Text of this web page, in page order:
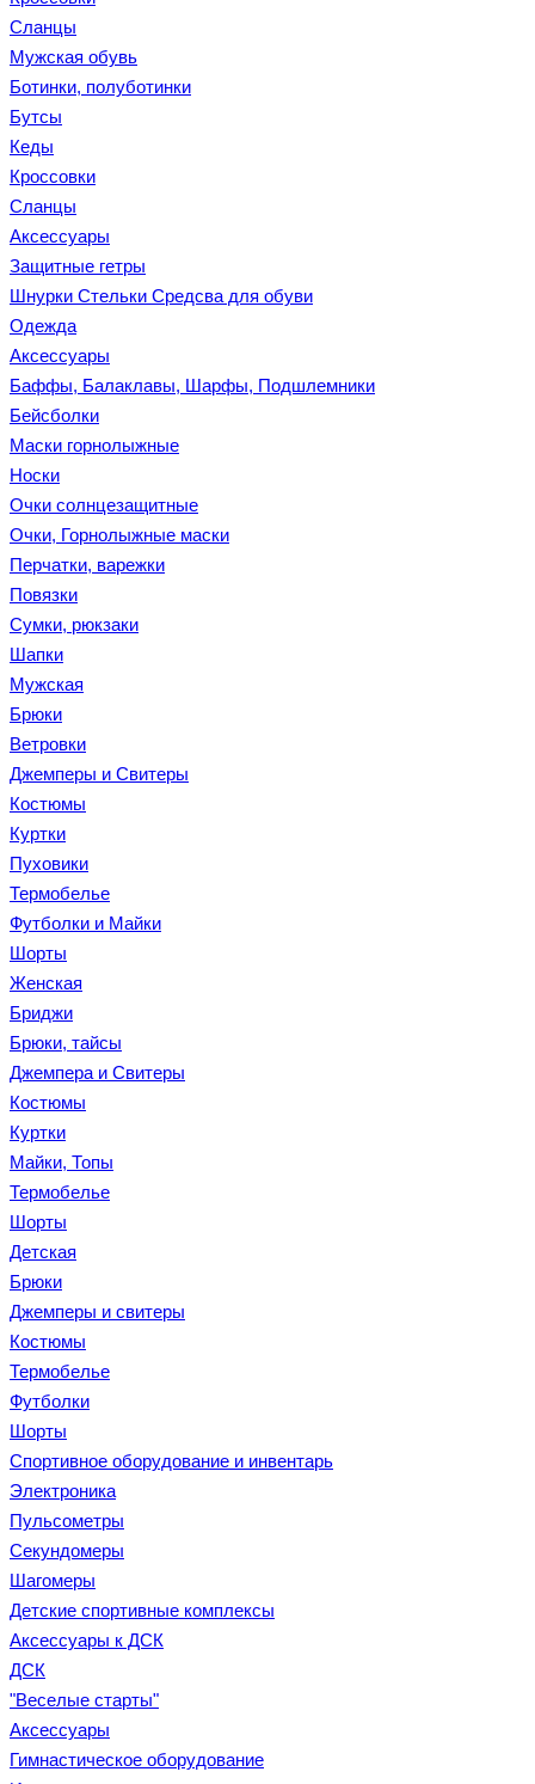
Сланцы
Мужская обувь
Ботинки, полуботинки
Бутсы
Кеды
Кроссовки
Сланцы
Аксессуары
Защитные гетры
Шнурки Стельки Средсва для обуви
Одежда
Аксессуары
Баффы, Балаклавы, Шарфы, Подшлемники
Бейсболки
Маски горнолыжные
Носки
Очки солнцезащитные
Очки, Горнолыжные маски
Перчатки, варежки
Повязки
Сумки, рюкзаки
Шапки
Мужская
Брюки
Ветровки
Джемперы и Свитеры
Костюмы
Куртки
Пуховики
Термобелье
Футболки и Майки
Шорты
Женская
Бриджи
Брюки, тайсы
Джемпера и Свитеры
Костюмы
Куртки
Майки, Топы
Термобелье
Шорты
Детская
Брюки
Джемперы и свитеры
Костюмы
Термобелье
Футболки
Шорты
Спортивное оборудование и инвентарь
Электроника
Пульсометры
Секундомеры
Шагомеры
Детские спортивные комплексы
Аксессуары к ДСК
ДСК
"Веселые старты"
Аксессуары
Гимнастическое оборудование